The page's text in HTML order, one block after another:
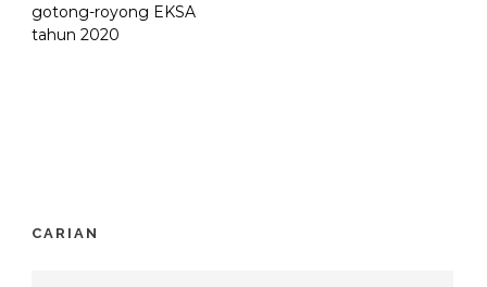
gotong-royong EKSA
tahun 2020
CARIAN